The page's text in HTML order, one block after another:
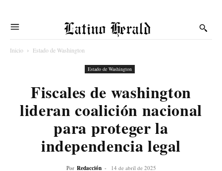
Latino Herald
Inicio Estado de Washington
Estado de Washington
Fiscales de washington
lideran coalición nacional
para proteger la
independencia legal
Por Redacción - 14 de abril de 2025